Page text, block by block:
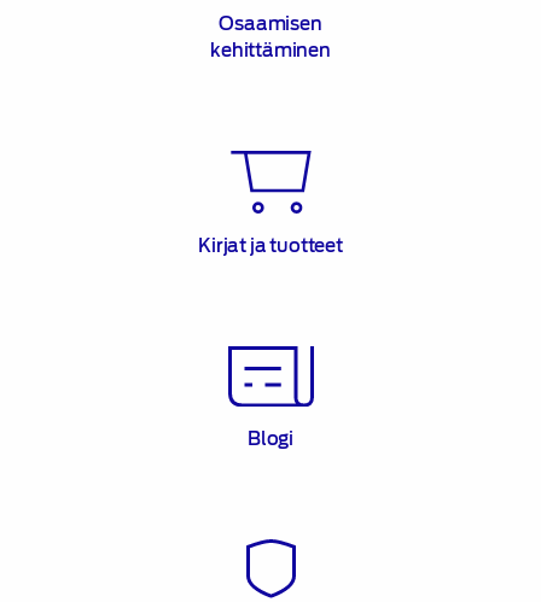
Osaamisen
kehittäminen
Kirjat ja tuotteet
ja
tuotteet
Blogi
jäsenyyttä